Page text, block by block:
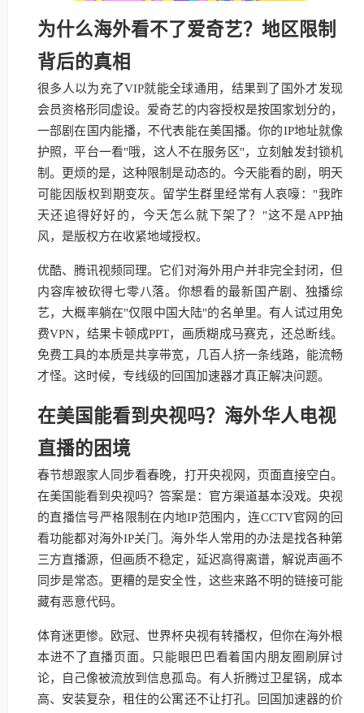
为什么海外看不了爱奇艺？地区限制
背后的真相
很多人以为充了VIP就能全球通用，结果到了国外才发现
会员资格形同虚设。爱奇艺的内容授权是按国家划分的，
一部剧在国内能播，不代表能在美国播。你的IP地址就像
护照，平台一看"哦，这人不在服务区"，立刻触发封锁机
制。更烦的是，这种限制是动态的。今天能看的剧，明天
可能因版权到期变灰。留学生群里经常有人哀嚎："我昨
天还追得好好的，今天怎么就下架了？"这不是APP抽
风，是版权方在收紧地域授权。
优酷、腾讯视频同理。它们对海外用户并非完全封闭，但
内容库被砍得七零八落。你想看的最新国产剧、独播综
艺，大概率躺在"仅限中国大陆"的名单里。有人试过用免
费VPN，结果卡顿成PPT，画质糊成马赛克，还总断线。
免费工具的本质是共享带宽，几百人挤一条线路，能流畅
才怪。这时候，专线级的回国加速器才真正解决问题。
在美国能看到央视吗？海外华人电视
直播的困境
春节想跟家人同步看春晚，打开央视网，页面直接空白。
在美国能看到央视吗？答案是：官方渠道基本没戏。央视
的直播信号严格限制在内地IP范围内，连CCTV官网的回
看功能都对海外IP关门。海外华人常用的办法是找各种第
三方直播源，但画质不稳定，延迟高得离谱，解说声画不
同步是常态。更糟的是安全性，这些来路不明的链接可能
藏有恶意代码。
体育迷更惨。欧冠、世界杯央视有转播权，但你在海外根
本进不了直播页面。只能眼巴巴看着国内朋友圈刷屏讨
论，自己像被流放到信息孤岛。有人折腾过卫星锅，成本
高、安装复杂，租住的公寓还不让打孔。回国加速器的价